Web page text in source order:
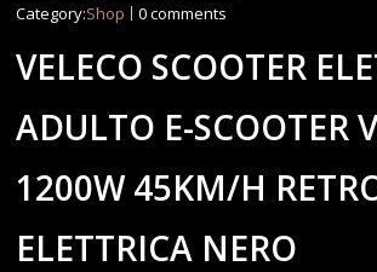
Category:Shop 0 comments
VELECO SCOOTER
ADULTO E-SCOOTER
1200W 45KM/H
ELETTRICA NERO